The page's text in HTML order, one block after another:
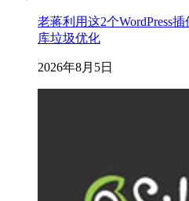
老蒋利用这2个WordPress
库垃圾优化
2026年8月5日